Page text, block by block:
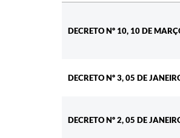
DECRETO Nº 10, 10 DE
DECRETO Nº 3, 05 DE
DECRETO Nº 2, 05 DE